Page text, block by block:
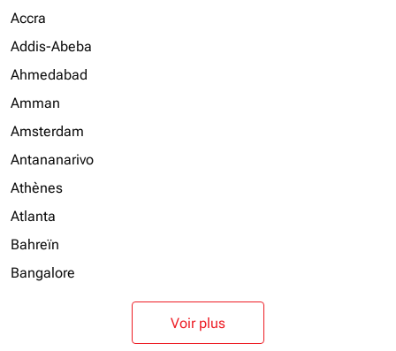
Accra
Addis-Abeba
Ahmedabad
Amman
Amsterdam
Antananarivo
Athènes
Atlanta
Bahreïn
Bangalore
Voir plus